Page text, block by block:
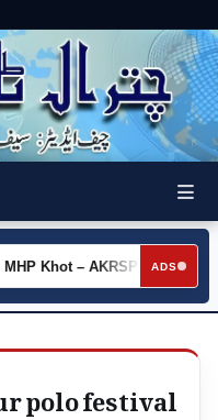
ADS
►
Khot – AKRSP
polo festival